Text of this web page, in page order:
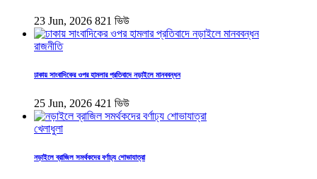
23 Jun, 2026 821 ভিউ
রাজনীতি
ঢাকায় সাংবাদিকের ওপর হামলার প্রতিবাদে নড়াইলে মানববন্ধন
25 Jun, 2026 421 ভিউ
খেলাধুলা
নড়াইলে ব্রাজিল সমর্থকদের বর্ণাঢ্য শোভাযাত্রা